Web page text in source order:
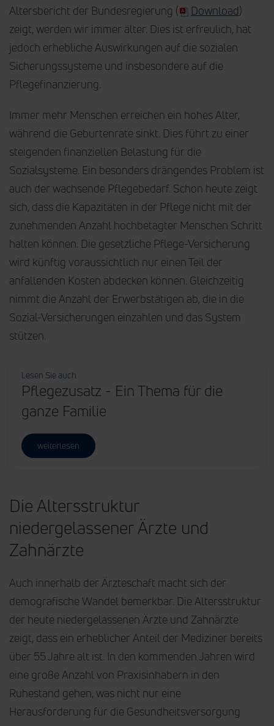
Altersbericht der Bundesregierung (
Download)
zeigt, werden wir immer älter. Dies ist erfreulich, hat
jedoch erhebliche Auswirkungen auf die sozialen
Sicherungssysteme und insbesondere auf die
Pflegefinanzierung.
Immer mehr Menschen erreichen ein hohes Alter,
während die Geburtenrate sinkt. Dies führt zu einer
steigenden finanziellen Belastung für die
Sozialsysteme. Ein besonders drängendes Problem ist
auch der wachsende Pflegebedarf. Schon heute zeigt
sich, dass die Kapazitäten in der Pflege nicht mit der
zunehmenden Anzahl hochbetagter Menschen Schritt
halten können. Die gesetzliche Pflege-Versicherung
wird künftig voraussichtlich nur einen Teil der
anfallenden Kosten abdecken können. Gleichzeitig
nimmt die Anzahl der Erwerbstätigen ab, die in die
Sozial-Versicherungen einzahlen und das System
stützen.
Lesen Sie auch
Pflegezusatz - Ein Thema für die
ganze Familie
weiterlesen
Die Altersstruktur
niedergelassener Ärzte und
Zahnärzte
Auch innerhalb der Ärzteschaft macht sich der
demografische Wandel bemerkbar. Die Altersstruktur
der heute niedergelassenen Ärzte und Zahnärzte
zeigt, dass ein erheblicher Anteil der Mediziner bereits
über 55 Jahre alt ist. In den kommenden Jahren wird
eine große Anzahl von Praxisinhabern in den
Ruhestand gehen, was nicht nur eine
Herausforderung für die Gesundheitsversorgung